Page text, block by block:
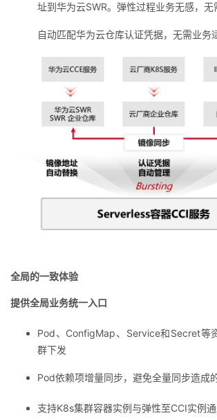
址到华为云SWR。 弹性过程业务无感，无
自动匹配华为云仓库认证凭据，无需业务
全局的一致体验
提供全局业务统一入口
Pod、ConfigMap、Service和Secret等
群下发
Pod依赖项增量同步，避免全量同步造成
支持K8s集群容器实例与弹性至CCI实例